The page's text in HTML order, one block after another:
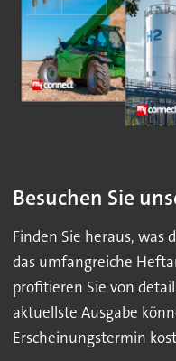
Besuchen Sie
Finden Sie heraus, was
das umfangreiche
profitieren Sie von
aktuellste Ausgabe
Erscheinungstermin